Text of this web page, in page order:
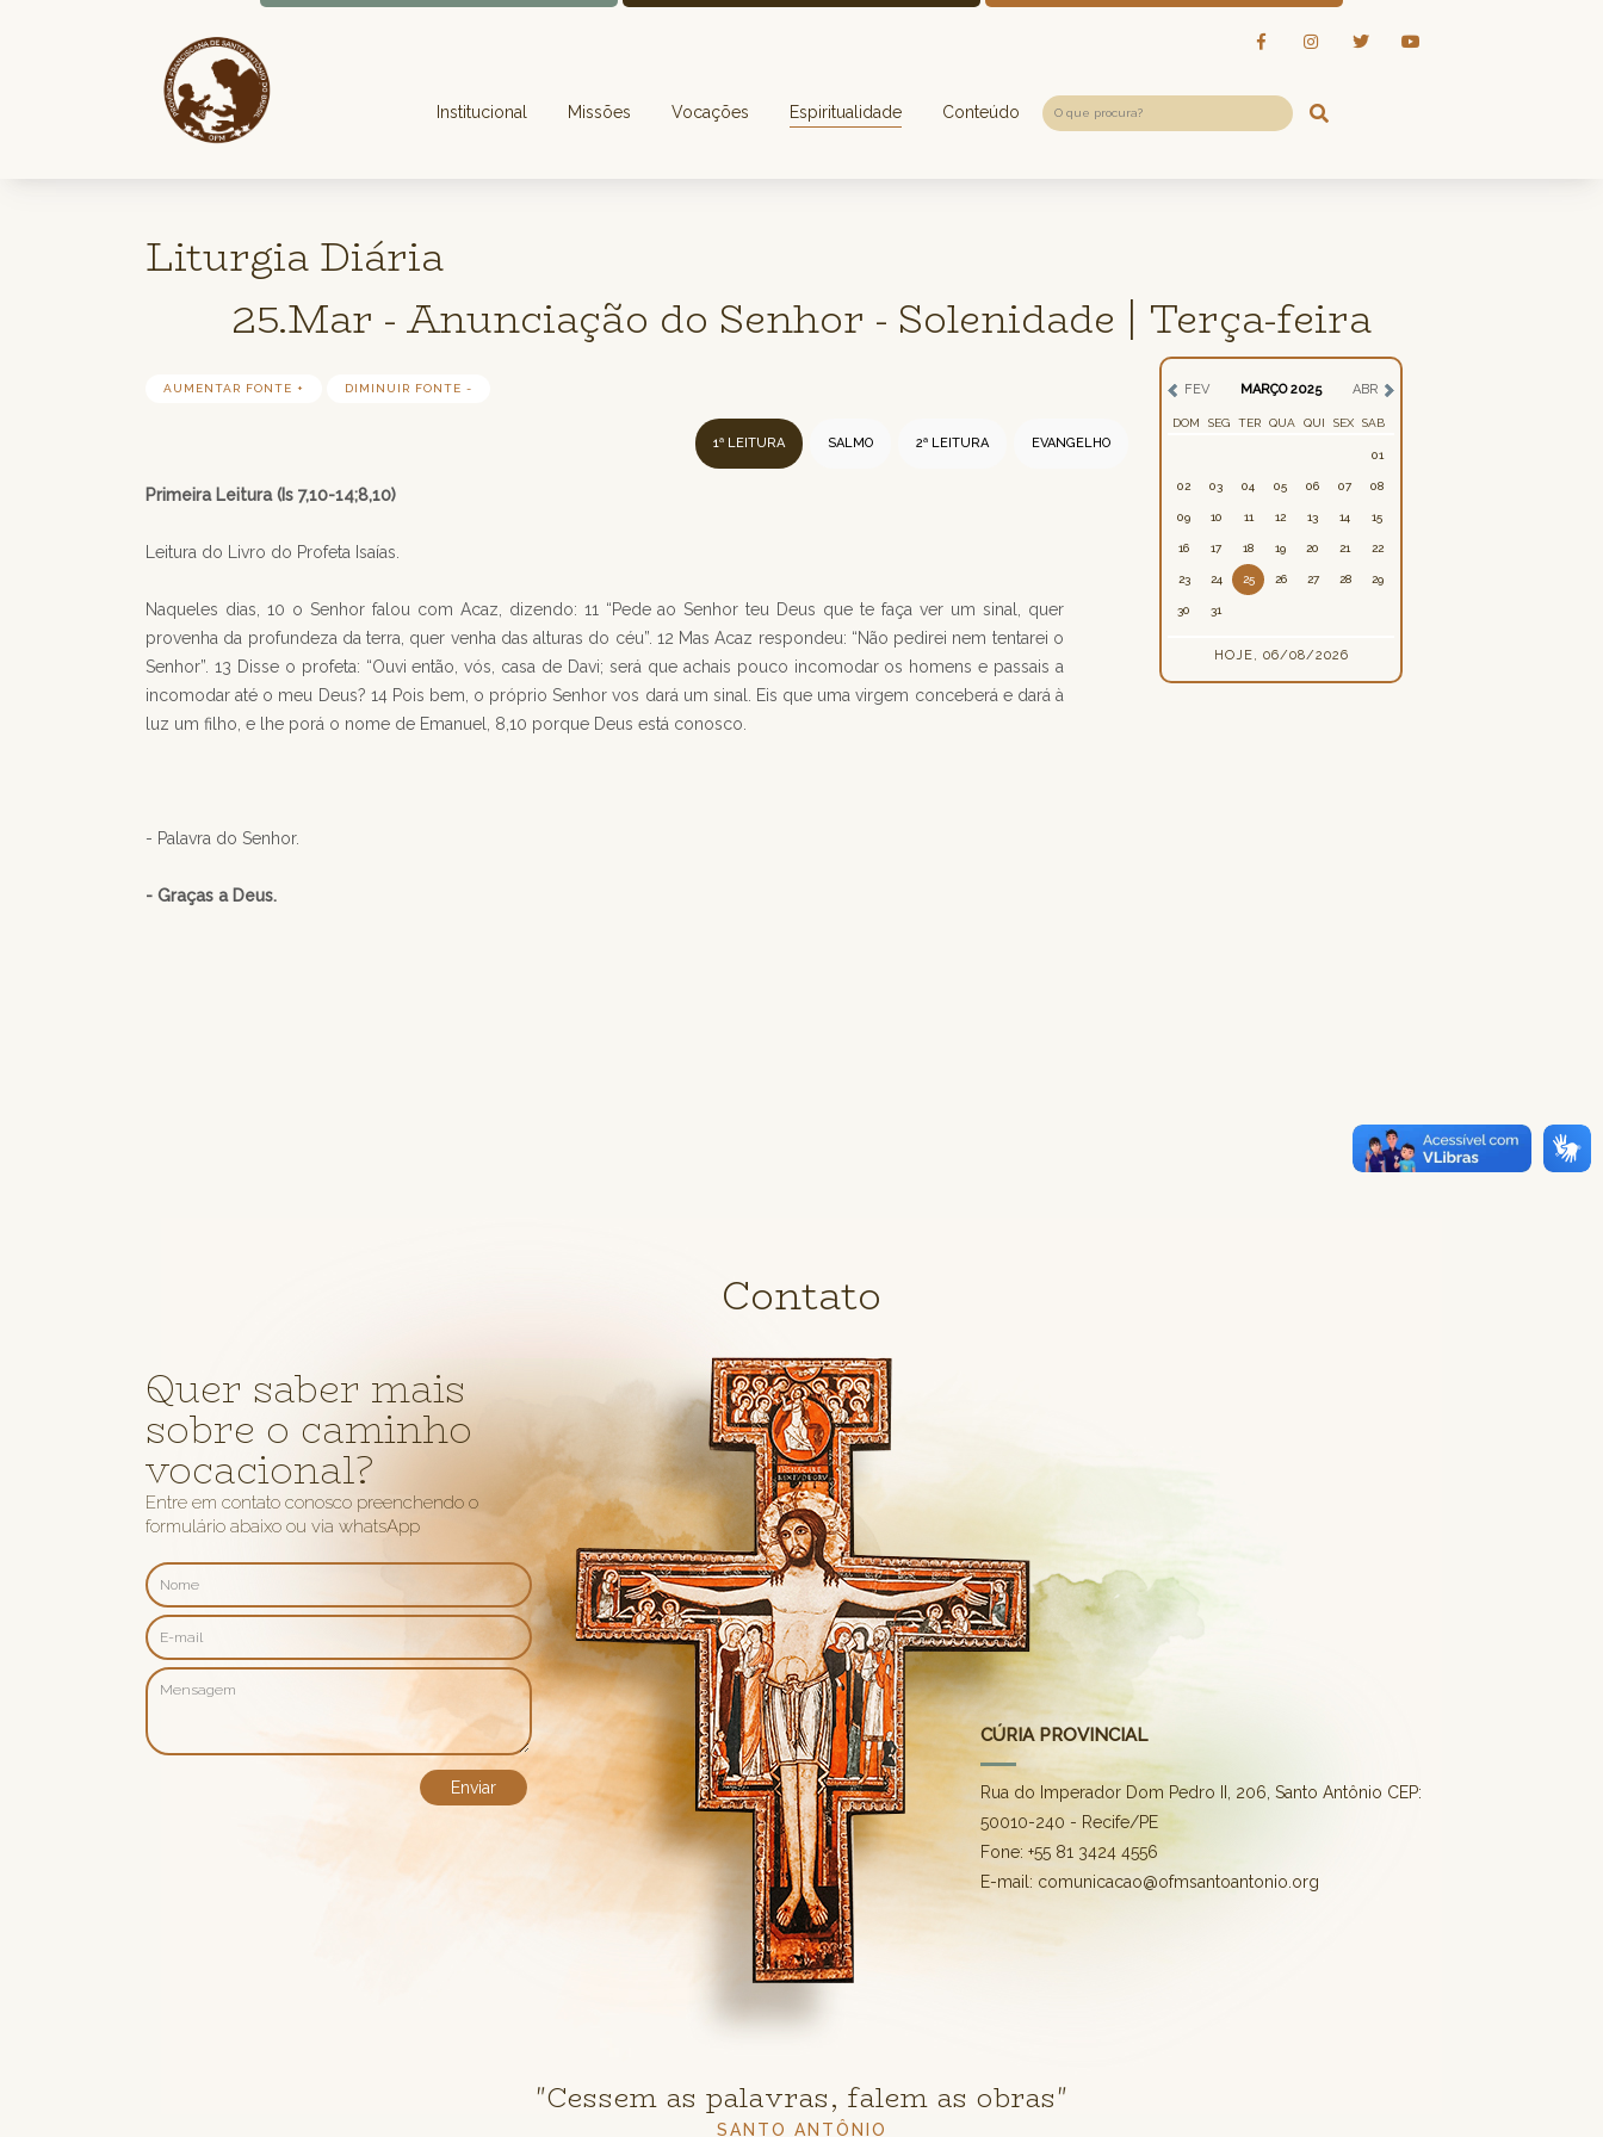
Institucional Missões Vocações Espiritualidade Conteúdo
Liturgia Diária
25.Mar - Anunciação do Senhor - Solenidade | Terça-feira
FEV MARÇO 2025 ABR
DOM SEG TER QUA QUI SEX SAB
01
02 03 04 05 06 07 08
09 10 11 12 13 14 15
16 17 18 19 20 21 22
23 24 25 26 27 28 29
30 31
HOJE, 06/08/2026
AUMENTAR FONTE + DIMINUIR FONTE -
1ª LEITURA SALMO 2ª LEITURA EVANGELHO
Primeira Leitura (Is 7,10-14;8,10)
Leitura do Livro do Profeta Isaías.
Naqueles dias, 10 o Senhor falou com Acaz, dizendo: 11 “Pede ao Senhor teu Deus que te faça ver um sinal, quer
provenha da profundeza da terra, quer venha das alturas do céu”. 12 Mas Acaz respondeu: “Não pedirei nem tentarei o
Senhor”. 13 Disse o profeta: “Ouvi então, vós, casa de Davi; será que achais pouco incomodar os homens e passais a
incomodar até o meu Deus? 14 Pois bem, o próprio Senhor vos dará um sinal. Eis que uma virgem conceberá e dará à
luz um filho, e lhe porá o nome de Emanuel, 8,10 porque Deus está conosco.
- Palavra do Senhor.
- Graças a Deus.
Contato
Quer saber mais
sobre o caminho
vocacional?
Entre em contato conosco preenchendo o
formulário abaixo ou via whatsApp
CÚRIA PROVINCIAL
Rua do Imperador Dom Pedro II, 206, Santo Antônio CEP:
50010-240 - Recife/PE
Fone: +55 81 3424 4556
E-mail: comunicacao@ofmsantoantonio.org
"Cessem as palavras, falem as obras"
SANTO ANTÔNIO